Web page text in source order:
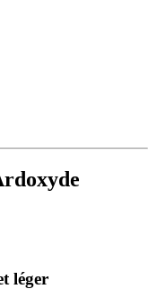
léger